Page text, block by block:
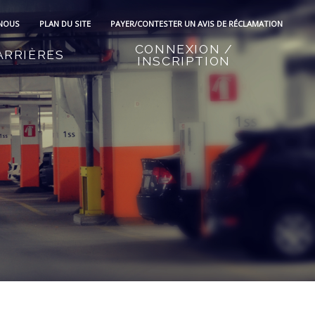
PAYER/CONTESTER UN AVIS DE RÉCLAMATION
PLAN DU SITE
CONNEXION /
INSCRIPTION